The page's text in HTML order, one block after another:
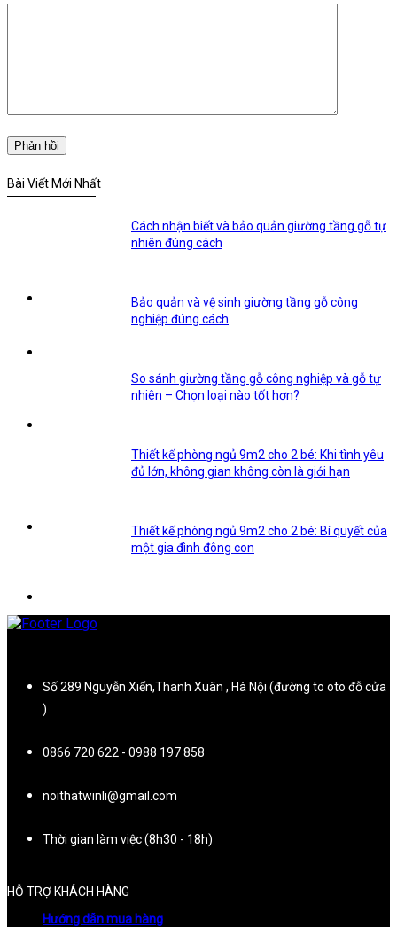
Bài Viết Mới Nhất
Cách nhận biết và bảo quản giường tầng gỗ tự
nhiên đúng cách
Bảo quản và vệ sinh giường tầng gỗ công
nghiệp đúng cách
So sánh giường tầng gỗ công nghiệp và gỗ tự
nhiên – Chọn loại nào tốt hơn?
Thiết kế phòng ngủ 9m2 cho 2 bé: Khi tình yêu
đủ lớn, không gian không còn là giới hạn
Thiết kế phòng ngủ 9m2 cho 2 bé: Bí quyết của
một gia đình đông con
Số 289 Nguyễn Xiển,Thanh Xuân , Hà Nội (đường to oto đỗ cửa
)
0866 720 622 - 0988 197 858
noithatwinli@gmail.com
Thời gian làm việc (8h30 - 18h)
HỖ TRỢ KHÁCH HÀNG
Hướng dẫn mua hàng